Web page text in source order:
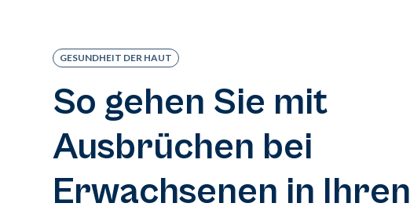
GESUNDHEIT DER HAUT
So gehen Sie mit
Ausbrüchen bei
Erwachsenen in Ihren